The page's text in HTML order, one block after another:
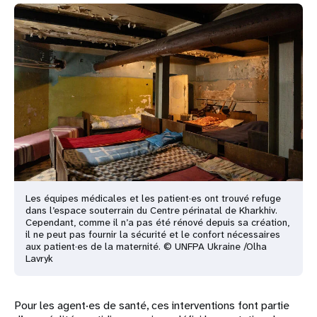
Les équipes médicales et les patient·es ont trouvé refuge
dans l’espace souterrain du Centre périnatal de Kharkhiv.
Cependant, comme il n’a pas été rénové depuis sa création,
il ne peut pas fournir la sécurité et le confort nécessaires
aux patient·es de la maternité. © UNFPA Ukraine /Olha
Lavryk
Pour les agent·es de santé, ces interventions font partie